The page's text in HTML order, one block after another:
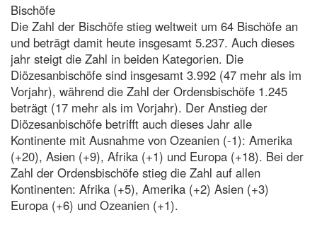
Bischöfe
Die Zahl der Bischöfe stieg weltweit um 64 Bischöfe an
und beträgt damit heute insgesamt 5.237. Auch dieses
jahr steigt die Zahl in beiden Kategorien. Die
Diözesanbischöfe sind insgesamt 3.992 (47 mehr als im
Vorjahr), während die Zahl der Ordensbischöfe 1.245
beträgt (17 mehr als im Vorjahr). Der Anstieg der
Diözesanbischöfe betrifft auch dieses Jahr alle
Kontinente mit Ausnahme von Ozeanien (-1): Amerika
(+20), Asien (+9), Afrika (+1) und Europa (+18). Bei der
Zahl der Ordensbischöfe stieg die Zahl auf allen
Kontinenten: Afrika (+5), Amerika (+2) Asien (+3)
Europa (+6) und Ozeanien (+1).